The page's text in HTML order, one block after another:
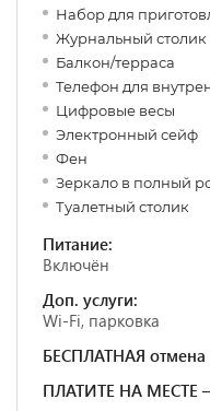
Набор для
Журнальный столик
Балкон/терраса
Телефон для
Цифровые весы
Электронный сейф
Фен
Зеркало в полный
Туалетный столик
Питание:
Включён
Доп. услуги:
Wi-Fi, парковка
БЕСПЛАТНАЯ отмена
ПЛАТИТЕ НА МЕСТЕ —